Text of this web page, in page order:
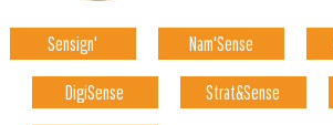
Sensign' Nam'Sense
DigiSense Strat&Sense